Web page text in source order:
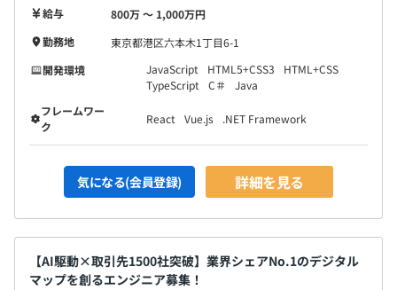
給与
800万 〜 1,000万円
勤務地
東京都港区六本木1丁目6-1
開発環境
JavaScript HTML5+CSS3
HTML+CSS
TypeScript
C＃
Java
フレームワー
ク
React Vue.js .NET Framework
気になる(会員登録) 詳細を見る
【AI駆動×取引先1500社突破】業界シェアNo.1のデジタル
マップを創るエンジニア募集！